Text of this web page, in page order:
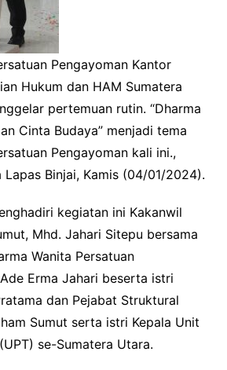
Pengayoman Kantor
Hukum dan HAM Sumatera
pertemuan rutin. “Dharma
Cinta Budaya” menjadi tema
Pengayoman kali ini.,
Binjai, Kamis (04/01/2024).
kegiatan ini Kakanwil
Mhd. Jahari Sitepu bersama
Wanita Persatuan
Erma Jahari beserta istri
dan Pejabat Struktural
Sumut serta istri Kepala Unit
se-Sumatera Utara.